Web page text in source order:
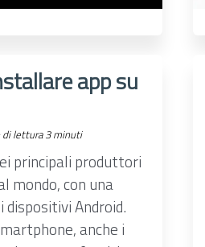
app su
di lettura 3 minuti
principali produttori
mondo, con una
Android.
anche i